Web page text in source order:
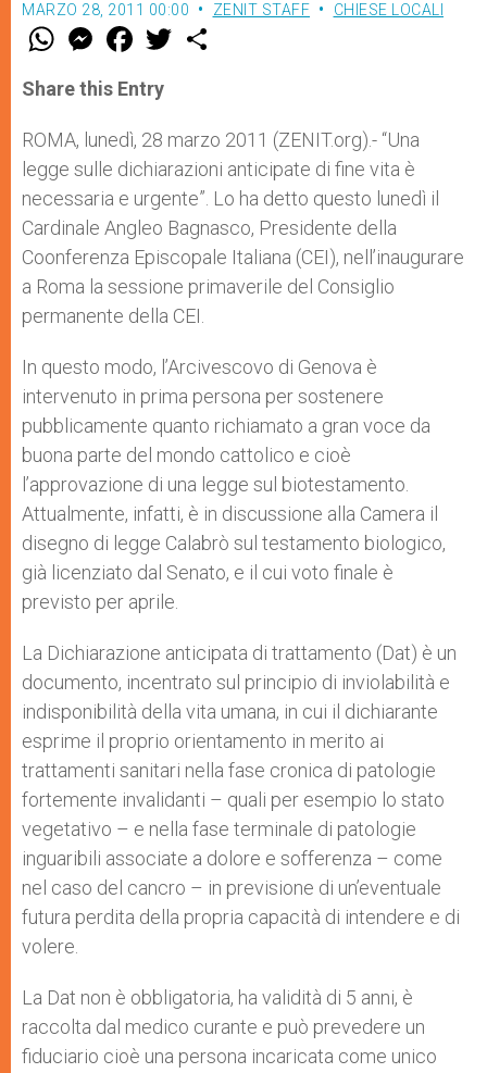
MARZO 28, 2011 00:00 ZENIT STAFF CHIESE LOCALI
W
t
s
p
p
M
e
s
e
g
e
r
F
a
e
b
o
k
w
r
Share this Entry
ROMA, lunedì, 28 marzo 2011 (ZENIT.org).- “Una
legge sulle dichiarazioni anticipate di fine vita è
necessaria e urgente”. Lo ha detto questo lunedì il
Cardinale Angleo Bagnasco, Presidente della
Coonferenza Episcopale Italiana (CEI), nell’inaugurare
a Roma la sessione primaverile del Consiglio
permanente della CEI.
In questo modo, l’Arcivescovo di Genova è
intervenuto in prima persona per sostenere
pubblicamente quanto richiamato a gran voce da
buona parte del mondo cattolico e cioè
l’approvazione di una legge sul biotestamento.
Attualmente, infatti, è in discussione alla Camera il
disegno di legge Calabrò sul testamento biologico,
già licenziato dal Senato, e il cui voto finale è
previsto per aprile.
La Dichiarazione anticipata di trattamento (Dat) è un
documento, incentrato sul principio di inviolabilità e
indisponibilità della vita umana, in cui il dichiarante
esprime il proprio orientamento in merito ai
trattamenti sanitari nella fase cronica di patologie
fortemente invalidanti – quali per esempio lo stato
vegetativo – e nella fase terminale di patologie
inguaribili associate a dolore e sofferenza – come
nel caso del cancro – in previsione di un’eventuale
futura perdita della propria capacità di intendere e di
volere.
La Dat non è obbligatoria, ha validità di 5 anni, è
raccolta dal medico curante e può prevedere un
fiduciario cioè una persona incaricata come unico